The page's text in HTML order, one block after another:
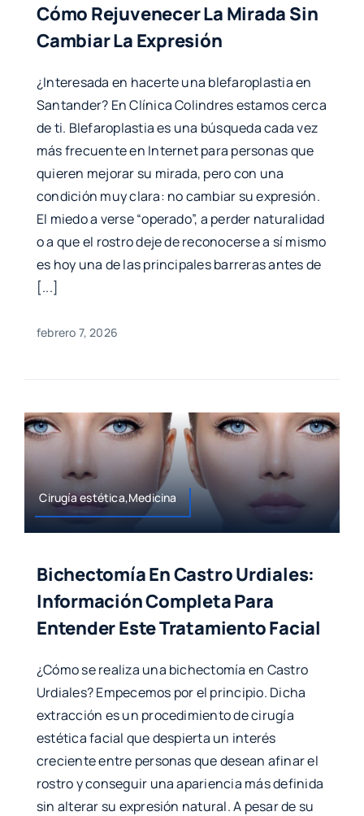
Cómo Rejuvenecer La Mirada Sin
Cambiar La Expresión
¿Interesada en hacerte una blefaroplastia en
Santander? En Clínica Colindres estamos cerca
de ti. Blefaroplastia es una búsqueda cada vez
más frecuente en Internet para personas que
quieren mejorar su mirada, pero con una
condición muy clara: no cambiar su expresión.
El miedo a verse “operado”, a perder naturalidad
o a que el rostro deje de reconocerse a sí mismo
es hoy una de las principales barreras antes de
[...]
febrero 7, 2026
Cirugía estética,Medicina
Bichectomía En Castro Urdiales:
Información Completa Para
Entender Este Tratamiento Facial
¿Cómo se realiza una bichectomía en Castro
Urdiales? Empecemos por el principio. Dicha
extracción es un procedimiento de cirugía
estética facial que despierta un interés
creciente entre personas que desean afinar el
rostro y conseguir una apariencia más definida
sin alterar su expresión natural. A pesar de su